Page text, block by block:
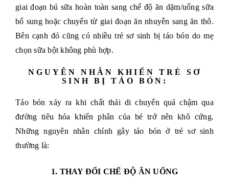
giai đoạn bú sữa hoàn toàn sang chế độ ăn dặm/uống sữa
bổ sung hoặc chuyển từ giai đoạn ăn nhuyễn sang ăn thô.
Bên cạnh đó cũng có nhiều trẻ sơ sinh bị táo bón do mẹ
chọn sữa bột không phù hợp.
NGUYÊN NHÂN KHIẾN TRẺ SƠ
SINH BỊ TÁO BÓN:
Táo bón xảy ra khi chất thải di chuyển quá chậm qua
đường tiêu hóa khiến phân của bé trở nên khô cứng.
Những nguyên nhân chính gây táo bón ở trẻ sơ sinh
thường là:
1. THAY ĐỔI CHẾ ĐỘ ĂN UỐNG